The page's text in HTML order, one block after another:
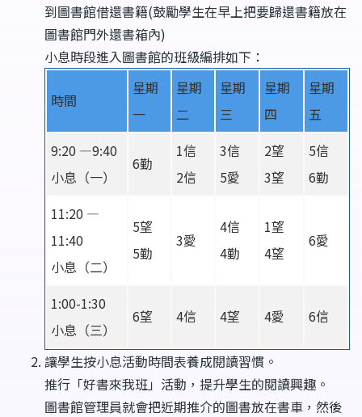
到圖書館借還書籍(鼓勵學生在早上把要歸還書籍放在
圖書館門外還書箱內)
小息時段進入圖書館的班級編排如下：
時間
星期
一
星期
二
星期
三
星期
四
星期
五
9:20 —9:40
小息（一）
6勤
1信
2信
3信
5愛
2望
3望
5信
6勤
11:20 —
11:40
小息（二）
5望
5勤
3愛
4信
4勤
1望
4望
6愛
1:00-1:30
小息（三）
6望 4信 4望 4愛 6信
讓學生按小息活動時間表養成閱讀習慣。
推行「好書來我班」活動，提升學生的閱讀興趣。
圖書館管理員就會把近期推介的圖書放在書車，然後